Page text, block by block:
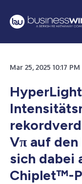
Mar 25, 2025 10:17
Vπ auf
sich dabei
Chiplet™-